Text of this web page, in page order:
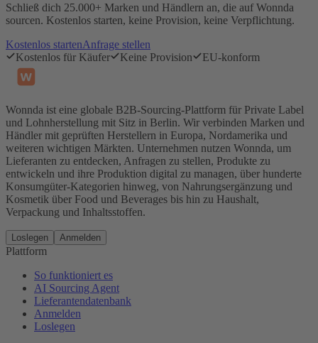
Schließ dich 25.000+ Marken und Händlern an, die auf Wonnda
sourcen. Kostenlos starten, keine Provision, keine Verpflichtung.
Kostenlos startenAnfrage stellen
Kostenlos für Käufer
Keine Provision EU-konform
Wonnda ist eine globale B2B-Sourcing-Plattform für Private Label
und Lohnherstellung mit Sitz in Berlin. Wir verbinden Marken und
Händler mit geprüften Herstellern in Europa, Nordamerika und
weiteren wichtigen Märkten. Unternehmen nutzen Wonnda, um
Lieferanten zu entdecken, Anfragen zu stellen, Produkte zu
entwickeln und ihre Produktion digital zu managen, über hunderte
Konsumgüter-Kategorien hinweg, von Nahrungsergänzung und
Kosmetik über Food und Beverages bis hin zu Haushalt,
Verpackung und Inhaltsstoffen.
Loslegen Anmelden
Plattform
So funktioniert es
AI Sourcing Agent
Lieferantendatenbank
Anmelden
Loslegen